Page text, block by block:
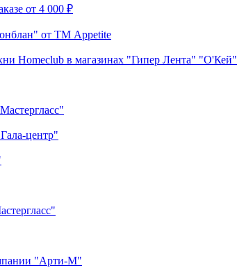
от 4 000 ₽
от ТМ Appetite
Homeclub в магазинах "Гипер Лента" "О'Кей"
центр"
"Арти-М"